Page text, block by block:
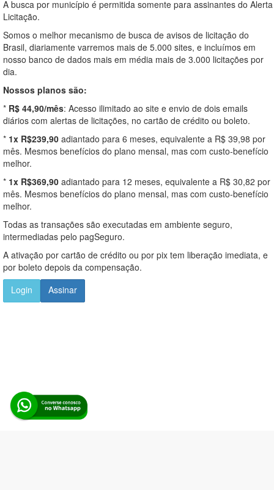
A busca por município é permitida somente para assinantes do Alerta
Licitação.
Somos o melhor mecanismo de busca de avisos de licitação do
Brasil, diariamente varremos mais de 5.000 sites, e incluímos em
nosso banco de dados mais em média mais de 3.000 licitações por
dia.
Nossos planos são:
* R$ 44,90/mês: Acesso ilimitado ao site e envio de dois emails
diários com alertas de licitações, no cartão de crédito ou boleto.
* 1x R$239,90 adiantado para 6 meses, equivalente a R$ 39,98 por
mês. Mesmos benefícios do plano mensal, mas com custo-benefício
melhor.
* 1x R$369,90 adiantado para 12 meses, equivalente a R$ 30,82 por
mês. Mesmos benefícios do plano mensal, mas com custo-benefício
melhor.
Todas as transações são executadas em ambiente seguro,
intermediadas pelo pagSeguro.
A ativação por cartão de crédito ou por pix tem liberação imediata, e
por boleto depois da compensação.
Login
Assinar